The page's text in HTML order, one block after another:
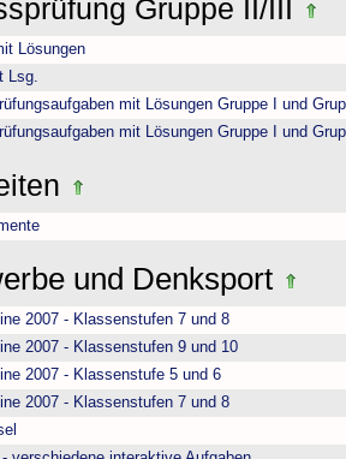
Gruppe II/III
Lösungen
Lsg.
mit Lösungen Gruppe I und
mit Lösungen Gruppe I und
und Denksport
2007 - Klassenstufen 7 und 8
2007 - Klassenstufen 9 und 10
2007 - Klassenstufe 5 und 6
2007 - Klassenstufen 7 und 8